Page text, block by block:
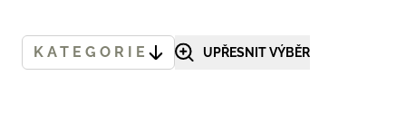
KATEGORIE UPŘESNIT VÝBĚR